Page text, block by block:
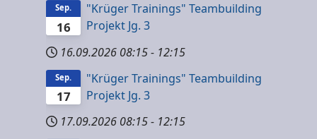
16
Sep.
"Krüger Trainings" Teambuilding
Projekt Jg. 3
16.09.2026 08:15- 12:15
17
Sep.
"Krüger Trainings" Teambuilding
Projekt Jg. 3
17.09.2026 08:15- 12:15